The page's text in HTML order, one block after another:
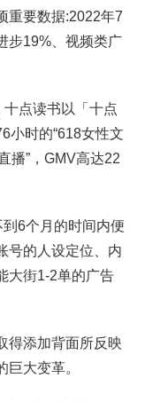
重要数据:2022年7
步19%、视频类广
点读书以「十点
小时的“618女性文
播”，GMV高达22
到6个月的时间内便
号的人设定位、内
大街1-2单的广告
得添加背面所反映
大变革。